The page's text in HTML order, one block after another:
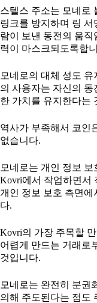
스텔스 주소는 모네로
링크를 방지하며 링
람이 보낸 동전의 움
력이 마스크되도록합
모네로의 대체 성도
의 사용자는 자신의 동
한 가치를 유지한다는
역사가 부족해서 코인
없습니다.
모네로는 개인 정보
Kovri에서 작업하면서
개인 정보 보호 측면에
다.
Kovri의 가장 주목할
어렵게 만드는 거래로
것입니다.
모네로는 완전히 분권
의해 주도된다는 점도